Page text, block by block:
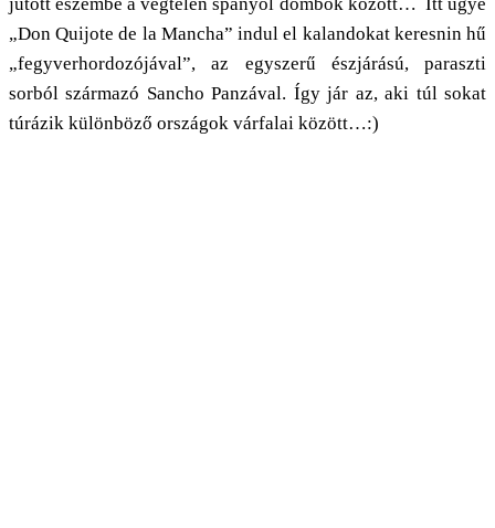
„Don Quijote de la Mancha” indul el kalandokat keresnin hű
„fegyverhordozójával”, az egyszerű észjárású, paraszti
sorból származó Sancho Panzával. Így jár az, aki túl sokat
túrázik különböző országok várfalai között…:)